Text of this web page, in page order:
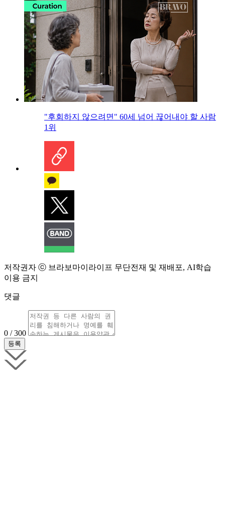
"후회하지 않으려면" 60세 넘어 끊어내야 할 사람
1위
저작권자 ⓒ 브라보마이라이프 무단전재 및 재배포, AI학습
이용 금지
댓글
0 / 300